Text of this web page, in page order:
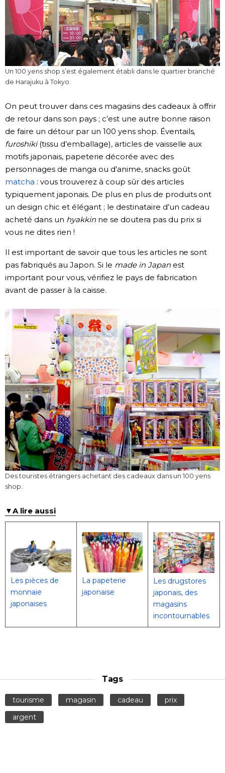
Un 100 yens shop s’est également établi dans le quartier branché
de Harajuku à Tokyo.
On peut trouver dans ces magasins des cadeaux à offrir
de retour dans son pays ; c’est une autre bonne raison
de faire un détour par un 100 yens shop. Éventails,
furoshiki(tissu d’emballage), articles de vaisselle aux
motifs japonais, papeterie décorée avec des
personnages de manga ou d’anime, snacks goût
matcha : vous trouverez à coup sûr des articles
typiquement japonais. De plus en plus de produits ont
un design chic et élégant ; le destinataire d’un cadeau
acheté dans un hyakkinne se doutera pas du prix si
vous ne dites rien !
Il est important de savoir que tous les articles ne sont
pas fabriqués au Japon. Si le made in Japanest
important pour vous, vérifiez le pays de fabrication
avant de passer à la caisse.
Des touristes étrangers achetant des cadeaux dans un 100 yens
shop.
▼A lire aussi
Les pièces de
monnaie
japonaises
La papeterie
japonaise
Les drugstores
japonais, des
magasins
incontournables
Tags
tourisme magasin cadeau
prix
argent